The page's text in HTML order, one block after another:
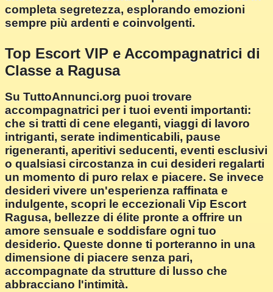
completa segretezza, esplorando emozioni
sempre più ardenti e coinvolgenti.
Top Escort VIP e Accompagnatrici di
Classe a Ragusa
Su TuttoAnnunci.org puoi trovare
accompagnatrici per i tuoi eventi importanti:
che si tratti di cene eleganti, viaggi di lavoro
intriganti, serate indimenticabili, pause
rigeneranti, aperitivi seducenti, eventi esclusivi
o qualsiasi circostanza in cui desideri regalarti
un momento di puro relax e piacere. Se invece
desideri vivere un'esperienza raffinata e
indulgente, scopri le eccezionali Vip Escort
Ragusa, bellezze di élite pronte a offrire un
amore sensuale e soddisfare ogni tuo
desiderio. Queste donne ti porteranno in una
dimensione di piacere senza pari,
accompagnate da strutture di lusso che
abbracciano l'intimità.